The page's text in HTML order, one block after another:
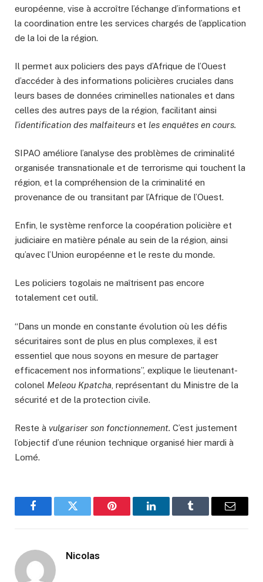
européenne, vise à accroître l’échange d’informations et
la coordination entre les services chargés de l’application
de la loi de la région.
Il permet aux policiers des pays d’Afrique de l’Ouest
d’accéder à des informations policières cruciales dans
leurs bases de données criminelles nationales et dans
celles des autres pays de la région, facilitant ainsi
l’identification des malfaiteurs et les enquêtes en cours.
SIPAO améliore l’analyse des problèmes de criminalité
organisée transnationale et de terrorisme qui touchent la
région, et la compréhension de la criminalité en
provenance de ou transitant par l’Afrique de l’Ouest.
Enfin, le système renforce la coopération policière et
judiciaire en matière pénale au sein de la région, ainsi
qu’avec l’Union européenne et le reste du monde.
Les policiers togolais ne maîtrisent pas encore
totalement cet outil.
“Dans un monde en constante évolution où les défis
sécuritaires sont de plus en plus complexes, il est
essentiel que nous soyons en mesure de partager
efficacement nos informations”, explique le lieutenant-
colonel Meleou Kpatcha , représentant du Ministre de la
sécurité et de la protection civile.
Reste à vulgariser son fonctionnement. C’est justement
l’objectif d’une réunion technique organisé hier mardi à
Lomé.
FacebookTwitter Pinterest LinkedInTumblr Email
Nicolas